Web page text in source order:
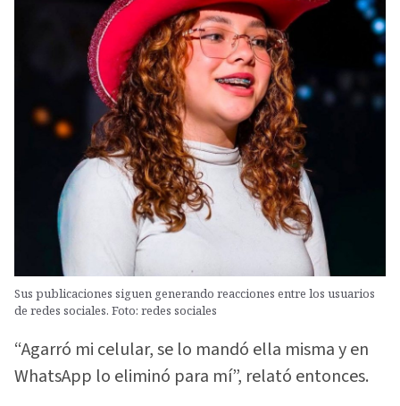
Sus publicaciones siguen generando reacciones entre los usuarios
de redes sociales. Foto: redes sociales
“Agarró mi celular, se lo mandó ella misma y en
WhatsApp lo eliminó para mí”, relató entonces.